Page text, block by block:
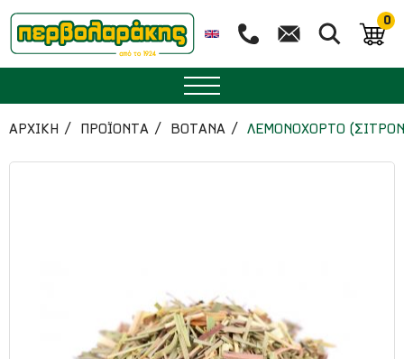
0
ΜΠΑΧΑΡΙΚΑ
ΒΟΤΑΝΑ
ΖΑΧΑΡΟΠΛΑΣΤΙΚΗ
ΑΡΧΙΚΉ ΠΡΟΪΟΝΤΑ ΒΟΤΑΝΑ ΛΕΜΟΝΟΧΟΡΤΟ